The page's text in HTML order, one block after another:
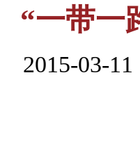
“一带一
2015-03-